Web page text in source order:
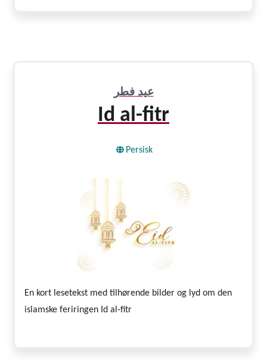
عید فطر
Id al-fitr
Persisk
En kort lesetekst med tilhørende bilder og lyd om den
islamske feriringen Id al-fitr